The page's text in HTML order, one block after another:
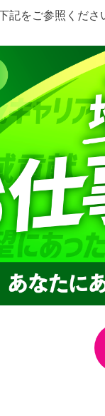
記をご参照くださ